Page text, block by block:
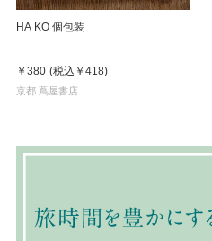
HA KO 個包装
￥380 (税込 ￥418)
京都 蔦屋書店